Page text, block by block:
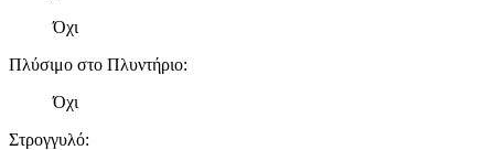
Όχι
Πλύσιμο στο Πλυντήριο:
Όχι
Στρογγυλό: